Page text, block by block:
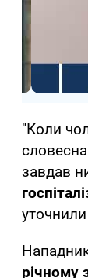
"Коли
завдав
річному